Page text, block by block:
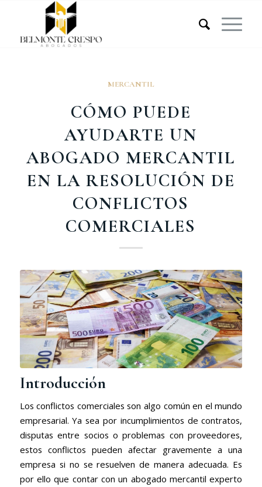
MERCANTIL
CÓMO PUEDE
AYUDARTE UN
ABOGADO MERCANTIL
EN LA RESOLUCIÓN DE
CONFLICTOS
COMERCIALES
Introducción
Los conflictos comerciales son algo común en el mundo
empresarial. Ya sea por incumplimientos de contratos,
disputas entre socios o problemas con proveedores,
estos conflictos pueden afectar gravemente a una
empresa si no se resuelven de manera adecuada. Es
por ello que contar con un abogado mercantil experto